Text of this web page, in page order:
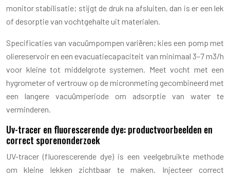
monitor stabilisatie; stijgt de druk na afsluiten, dan is er een lek
of desorptie van vochtgehalte uit materialen.
Specificaties van vacuümpompen variëren; kies een pomp met
oliereservoir en een evacuatiecapaciteit van minimaal 3–7 m3/h
voor kleine tot middelgrote systemen. Meet vocht met een
hygrometer of vertrouw op de micronmeting gecombineerd met
een langere vacuümperiode om adsorptie van water te
verminderen.
Uv-tracer en fluorescerende dye: productvoorbeelden en
correct sporenonderzoek
UV-tracer (fluorescerende dye) is een veelgebruikte methode
om kleine lekken zichtbaar te maken. Injecteer correct